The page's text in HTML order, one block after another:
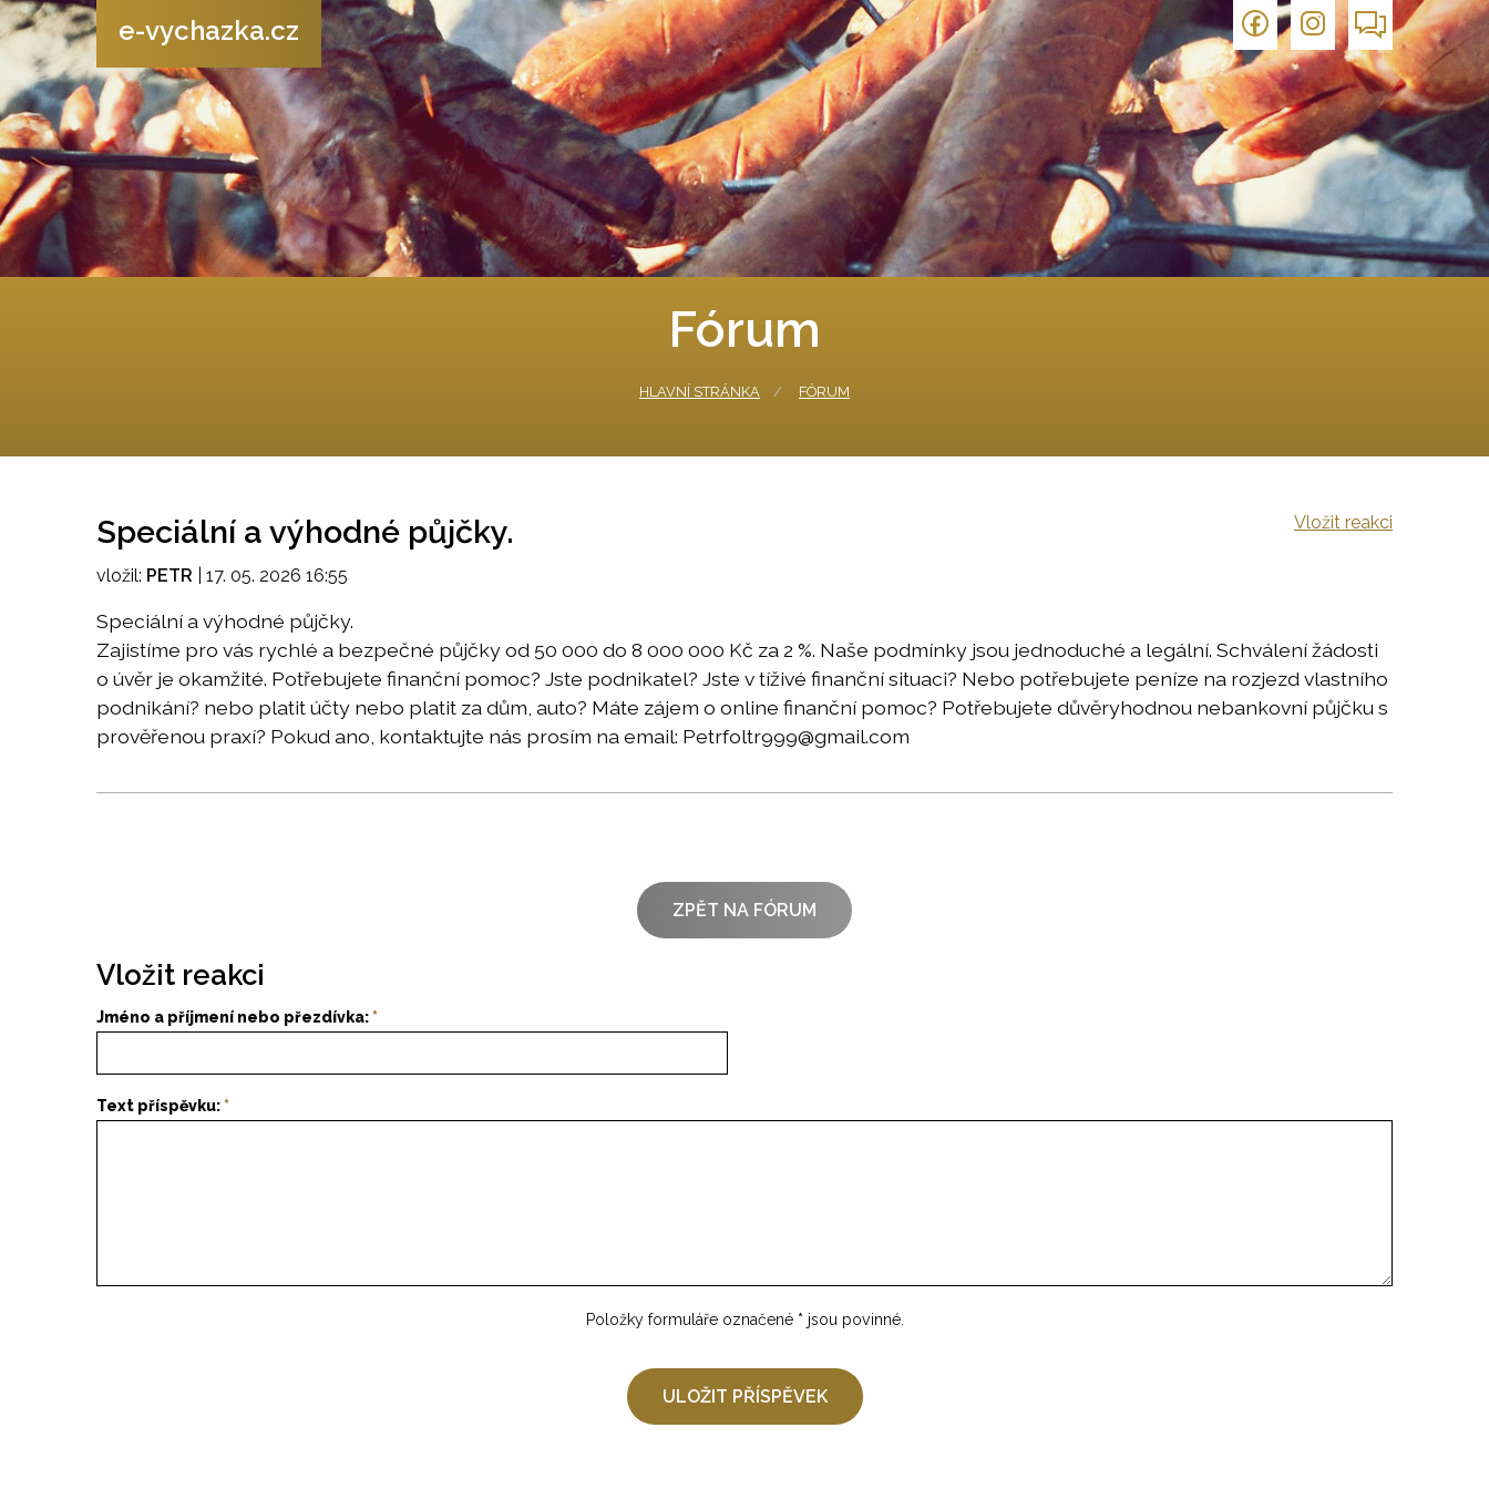
e-vychazka.cz
Fórum
HLAVNÍ STRÁNKA FÓRUM
Speciální a výhodné půjčky. Vložit reakci
vložil: PETR 17. 05. 2026 16:55
Speciální a výhodné půjčky.
Zajistíme pro vás rychlé a bezpečné půjčky od 50 000 do 8 000 000 Kč za 2 %. Naše podmínky jsou jednoduché a legální. Schválení žádosti
o úvěr je okamžité. Potřebujete finanční pomoc? Jste podnikatel? Jste v tíživé finanční situaci? Nebo potřebujete peníze na rozjezd vlastního
podnikání? nebo platit účty nebo platit za dům, auto? Máte zájem o online finanční pomoc? Potřebujete důvěryhodnou nebankovní půjčku s
prověřenou praxí? Pokud ano, kontaktujte nás prosím na email: Petrfoltr999@gmail.com
ZPĚT NA FÓRUM
Vložit reakci
Jméno a příjmení nebo přezdívka:
Text příspěvku:
Položky formuláře označené * jsou povinné.